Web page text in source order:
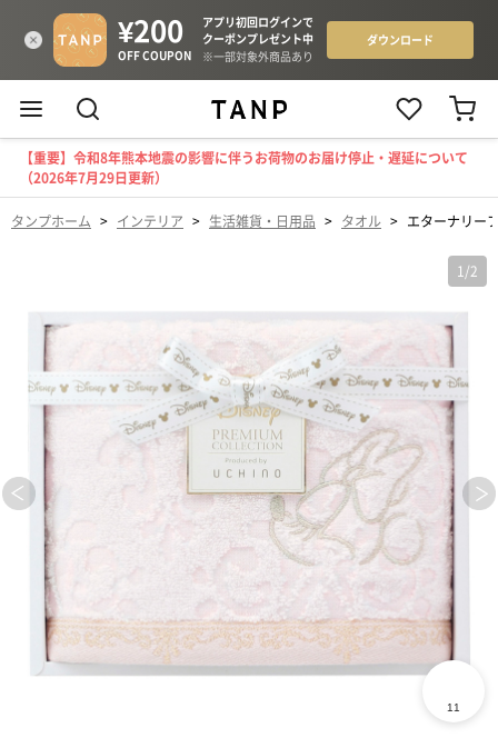
【重要】令和8年熊本地震の影響に伴うお荷物のお届け停止・遅延について
（2026年7月29日更新）
タンプホーム > インテリア > 生活雑貨・日用品 > タオル > エターナリー
1 /2